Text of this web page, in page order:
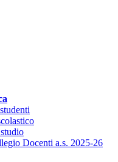
Docenti a.s. 2025-26